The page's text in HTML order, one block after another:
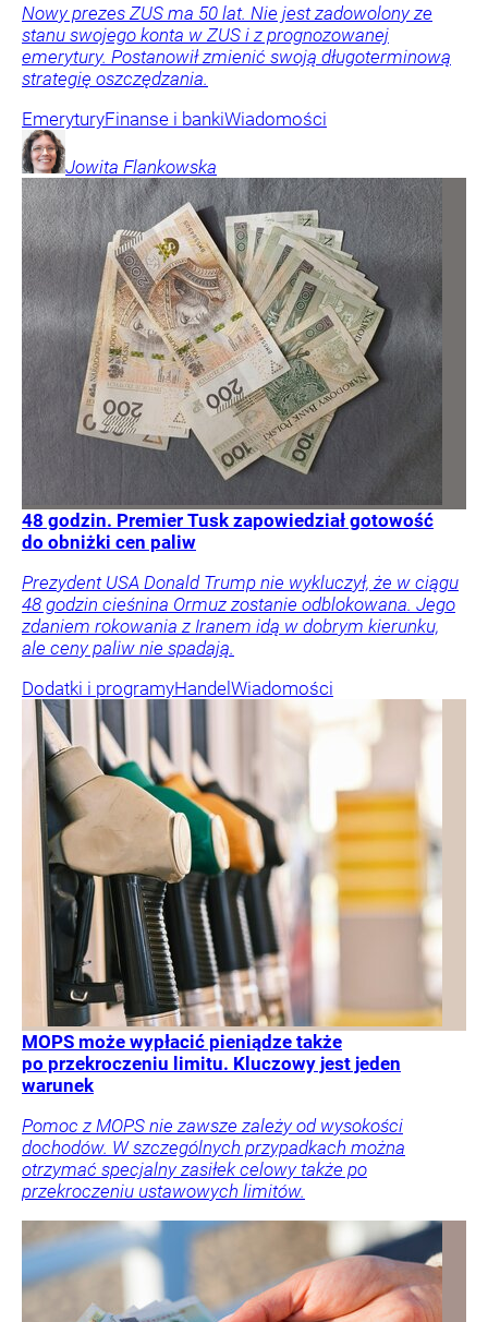
Nowy prezes ZUS ma 50 lat. Nie jest zadowolony ze
stanu swojego konta w ZUS i z prognozowanej
emerytury. Postanowił zmienić swoją długoterminową
strategię oszczędzania.
EmeryturyFinanse i bankiWiadomości
Jowita Flankowska
48 godzin. Premier Tusk zapowiedział gotowość
do obniżki cen paliw
Prezydent USA Donald Trump nie wykluczył, że w ciągu
48 godzin cieśnina Ormuz zostanie odblokowana. Jego
zdaniem rokowania z Iranem idą w dobrym kierunku,
ale ceny paliw nie spadają.
Dodatki i programyHandelWiadomości
MOPS może wypłacić pieniądze także
po przekroczeniu limitu. Kluczowy jest jeden
warunek
Pomoc z MOPS nie zawsze zależy od wysokości
dochodów. W szczególnych przypadkach można
otrzymać specjalny zasiłek celowy także po
przekroczeniu ustawowych limitów.